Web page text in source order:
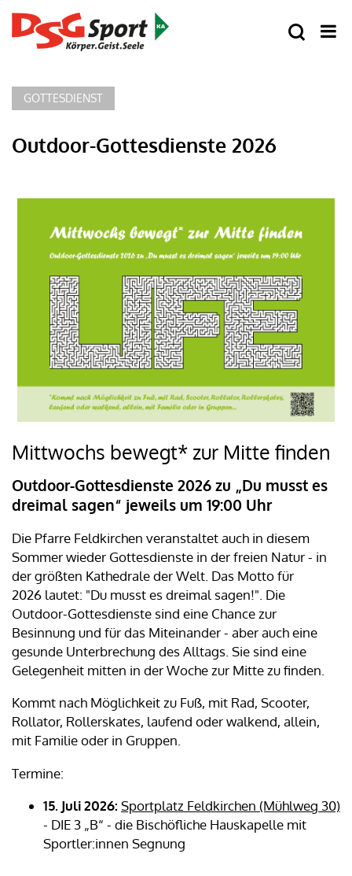
GOTTESDIENST
Outdoor-Gottesdienste 2026
Mittwochs bewegt* zur Mitte finden
Outdoor-Gottesdienste 2026 zu „Du musst es
dreimal sagen“ jeweils um 19:00 Uhr
Die Pfarre Feldkirchen veranstaltet auch in diesem
Sommer wieder Gottesdienste in der freien Natur - in
der größten Kathedrale der Welt. Das Motto für
2026 lautet: "Du musst es dreimal sagen!". Die
Outdoor-Gottesdienste sind eine Chance zur
Besinnung und für das Miteinander - aber auch eine
gesunde Unterbrechung des Alltags. Sie sind eine
Gelegenheit mitten in der Woche zur Mitte zu finden.
Kommt nach Möglichkeit zu Fuß, mit Rad, Scooter,
Rollator, Rollerskates, laufend oder walkend, allein,
mit Familie oder in Gruppen.
Termine:
15. Juli 2026: Sportplatz Feldkirchen (Mühlweg 30)
- DIE 3 „B“ - die Bischöfliche Hauskapelle mit
Sportler:innen Segnung